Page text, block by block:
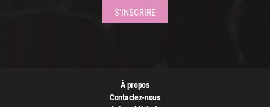
À propos
Contactez-nous